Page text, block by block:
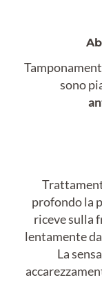
sono
profondo la
riceve sulla
lentamente
La